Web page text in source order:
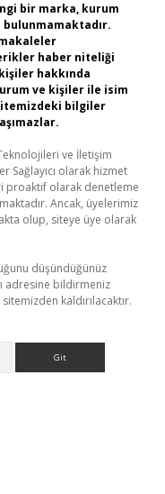
bir marka, kurum
bulunmamaktadır.
makaleler
haber niteliği
hakkında
ve kişiler ile isim
bilgiler
ve İletişim
Sağlayıcı olarak hizmet
proaktif olarak denetleme
Ancak, üyelerimiz
olup, siteye üye olarak
düşündüğünüz
adresine bildirmeniz
kaldırılacaktır.